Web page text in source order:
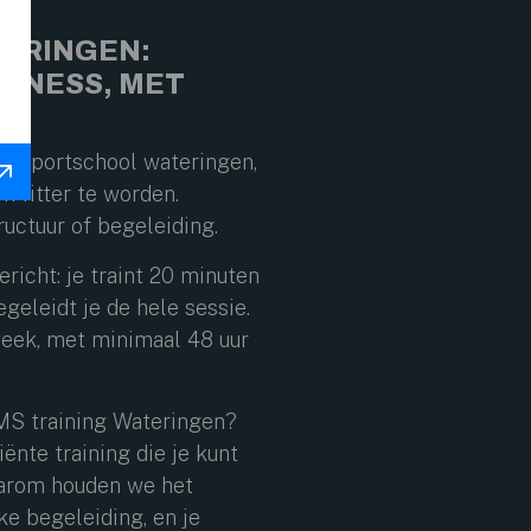
MET
sportschool wateringen,
fitter te worden.
of begeleiding.
je traint 20 minuten
je de hele sessie.
met minimaal 48 uur
training Wateringen?
training die je kunt
houden we het
begeleiding, en je